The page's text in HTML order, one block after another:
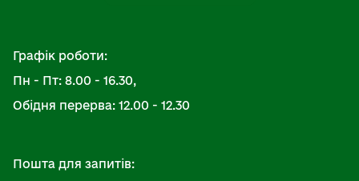
Графік роботи:
Пн - Пт: 8.00 - 16.30,
Обідня перерва: 12.00 - 12.30
Пошта для запитів: